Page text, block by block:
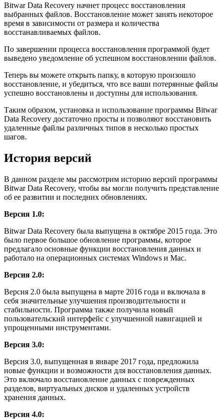
Bitwar Data Recovery начнет процесс восстановления
выбранных файлов. Восстановление может занять некоторое
время в зависимости от размера и количества
восстанавливаемых файлов.
По завершении процесса восстановления программой будет
выведено уведомление об успешном восстановлении файлов.
Теперь вы можете открыть папку, в которую произошло
восстановление, и убедиться, что все ваши потерянные файлы
успешно восстановлены и доступны для использования.
Таким образом, установка и использование программы Bitwar
Data Recovery достаточно просты и позволяют восстановить
удаленные файлы различных типов в несколько простых
шагов.
История версий
В данном разделе мы рассмотрим историю версий программы
Bitwar Data Recovery, чтобы вы могли получить представление
об ее развитии и последних обновлениях.
Версия 1.0:
Bitwar Data Recovery была выпущена в октябре 2015 года. Это
было первое большое обновление программы, которое
предлагало основные функции восстановления данных и
работало на операционных системах Windows и Mac.
Версия 2.0:
Версия 2.0 была выпущена в марте 2016 года и включала в
себя значительные улучшения производительности и
стабильности. Программа также получила новый
пользовательский интерфейс с улучшенной навигацией и
упрощенными инструментами.
Версия 3.0:
Версия 3.0, выпущенная в январе 2017 года, предложила
новые функции и возможности для восстановления данных.
Это включало восстановление данных с поврежденных
разделов, виртуальных дисков и удаленных устройств
хранения данных.
Версия 4.0: